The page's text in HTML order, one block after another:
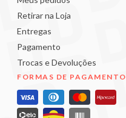
Retirar na Loja
Entregas
Pagamento
Trocas e Devoluções
FORMAS DE PAGAMENTO